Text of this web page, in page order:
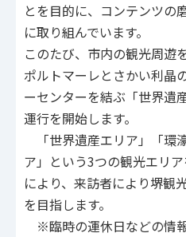
とを目的に、コンテンツの
に取り組んでいます。
このたび、市内の観光周遊
ポルトマーレとさかい利晶
ーセンターを結ぶ「世界遺
運行を開始します。
「世界遺産エリア」「環
ア」という3つの観光エリ
により、来訪者により堺観
を目指します。
※臨時の運休日などの情